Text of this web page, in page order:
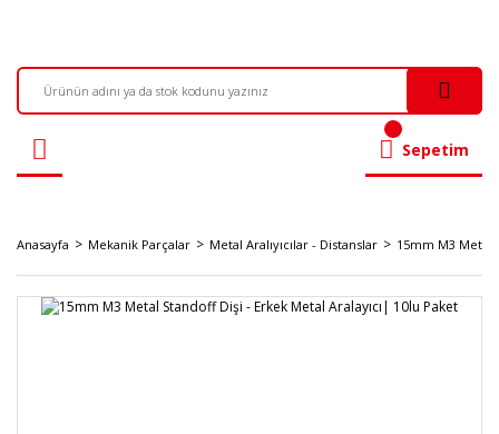
Sepetim
Anasayfa Mekanik Parçalar Metal Aralıyıcılar - Distanslar 15mm M3 Metal